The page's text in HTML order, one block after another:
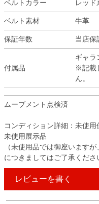
ベルトカラー レッド
ベルト素材 牛革
保証年数 当店保
付属品
ギャラ
※記載
ん。
ムーブメント点検済
コンディション詳細：未使用
未使用展示品
（未使用品では御座います
につきましてはご了承くださ
レビューを書く